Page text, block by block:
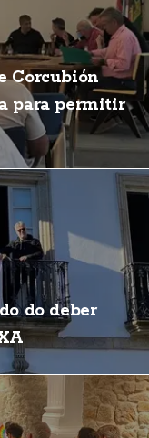
Corcubión
para permitir
do deber